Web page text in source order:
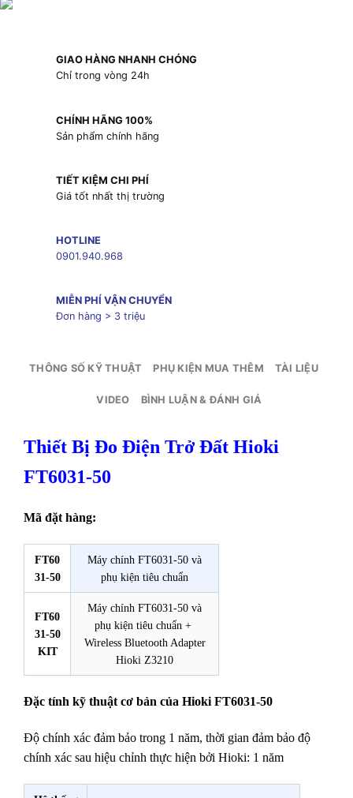
GIAO HÀNG NHANH CHÓNG
Chỉ trong vòng 24h
CHÍNH HÃNG 100%
Sản phẩm chính hãng
TIẾT KIỆM CHI PHÍ
Giá tốt nhất thị trường
HOTLINE
0901.940.968
MIỄN PHÍ VẬN CHUYỂN
Đơn hàng > 3 triệu
THÔNG SỐ KỸ THUẬT PHỤ KIỆN MUA THÊM TÀI LIỆU
VIDEO BÌNH LUẬN & ĐÁNH GIÁ
Thiết Bị Đo Điện Trở Đất Hioki
FT6031-50
Mã đặt hàng:
FT60
31-50
Máy chính FT6031-50 và
phụ kiện tiêu chuẩn
FT60
31-50
KIT
Máy chính FT6031-50 và
phụ kiện tiêu chuẩn +
Wireless Bluetooth Adapter
Hioki Z3210
Đặc tính kỹ thuật cơ bản của Hioki FT6031-50
Độ chính xác đảm bảo trong 1 năm, thời gian đảm bảo độ
chính xác sau hiệu chỉnh thực hiện bởi Hioki: 1 năm